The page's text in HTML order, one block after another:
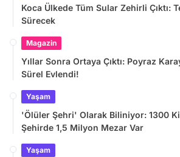
Koca Ülkede Tüm Sular Zehirli Çıktı:
Sürecek
Magazin
Yıllar Sonra Ortaya Çıktı: Poyraz
Sürel Evlendi!
Yaşam
'Ölüler Şehri' Olarak Biliniyor: 1300
Şehirde 1,5 Milyon Mezar Var
Yaşam